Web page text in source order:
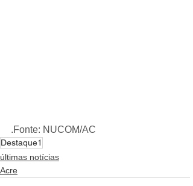
.Fonte: NUCOM/AC
Destaque1
últimas notícias
Acre